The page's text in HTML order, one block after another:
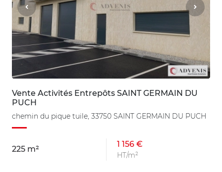
Vente Activités Entrepôts SAINT GERMAIN DU
PUCH
chemin du pique tuile, 33750 SAINT GERMAIN DU PUCH
225 m²
1 156 €
HT/m²